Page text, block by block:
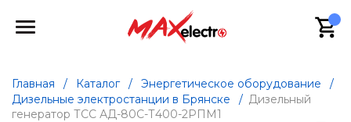
Главная / Каталог / Энергетическое оборудование
/
Дизельные электростанции в Брянске
/ Дизельный
генератор ТСС АД-80С-Т400-2РПМ1